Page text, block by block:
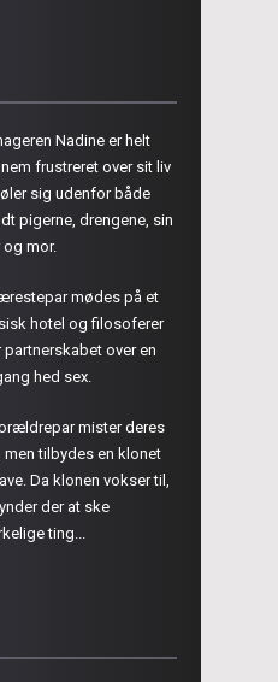
Nadine er helt
frustreret over sit liv
sig udenfor både
pigerne, drengene, sin
mor.
mødes på et
hotel og filosoferer
partnerskabet over en
hed sex.
mister deres
men tilbydes en klonet
Da klonen vokser til,
der at ske
ting...